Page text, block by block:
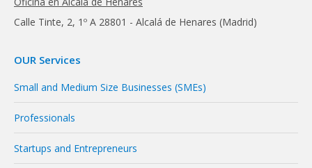
Calle Tinte, 2, 1º A 28801 - Alcalá de Henares (Madrid)
OUR Services
Small and Medium Size Businesses (SMEs)
Professionals
Startups and Entrepreneurs